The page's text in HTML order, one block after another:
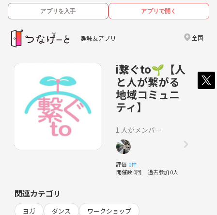
アプリを入手 アプリで開く
趣味友アプリ 全国
i繋ぐto🌱【人
と人が繋がる
地域コミュニ
ティ】
1 人がメンバー
評価 0件
開催数 0回 過去参加 0人
関連カテゴリ
ヨガ ダンス ワークショップ